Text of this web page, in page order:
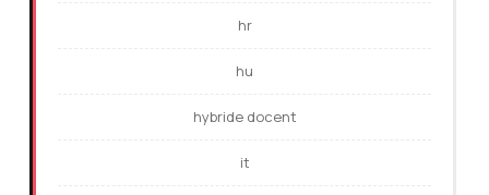
hr
hu
hybride docent
it